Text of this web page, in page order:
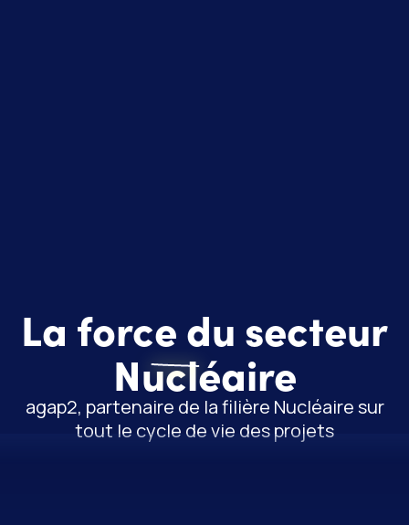
La force du secteur
Nucléaire
agap2, partenaire de la filière Nucléaire sur
tout le cycle de vie des projets